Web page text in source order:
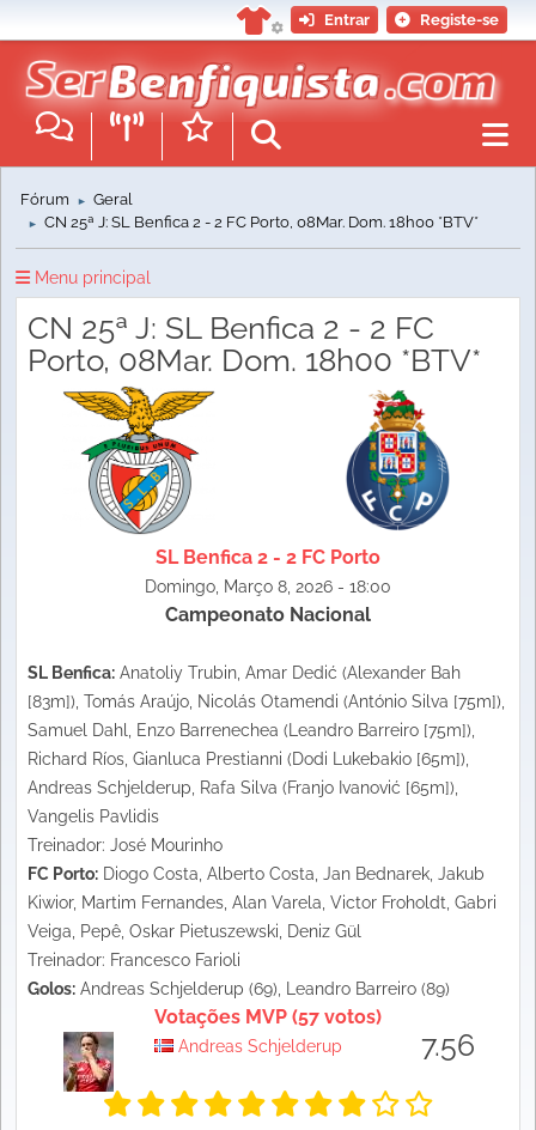
Entrar Registe-se
Fórum ► Geral
► CN 25ª J: SL Benfica 2 - 2 FC Porto, 08Mar. Dom. 18h00 *BTV*
Menu principal
CN 25ª J: SL Benfica 2 - 2 FC
Porto, 08Mar. Dom. 18h00 *BTV*
SL Benfica 2 - 2 FC Porto
Domingo, Março 8, 2026 - 18:00
Campeonato Nacional
SL Benfica: Anatoliy Trubin, Amar Dedić (Alexander Bah
[83m]), Tomás Araújo, Nicolás Otamendi (António Silva [75m]),
Samuel Dahl, Enzo Barrenechea (Leandro Barreiro [75m]),
Richard Ríos, Gianluca Prestianni (Dodi Lukebakio [65m]),
Andreas Schjelderup, Rafa Silva (Franjo Ivanović [65m]),
Vangelis Pavlidis
Treinador: José Mourinho
FC Porto: Diogo Costa, Alberto Costa, Jan Bednarek, Jakub
Kiwior, Martim Fernandes, Alan Varela, Victor Froholdt, Gabri
Veiga, Pepê, Oskar Pietuszewski, Deniz Gül
Treinador: Francesco Farioli
Golos: Andreas Schjelderup (69), Leandro Barreiro (89)
Votações MVP (57 votos)
Andreas Schjelderup 7.56